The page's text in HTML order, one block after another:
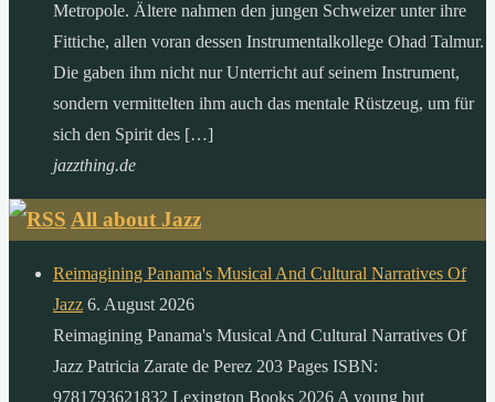
Metropole. Ältere nahmen den jungen Schweizer unter ihre
Fittiche, allen voran dessen Instrumentalkollege Ohad Talmur.
Die gaben ihm nicht nur Unterricht auf seinem Instrument,
sondern vermittelten ihm auch das mentale Rüstzeug, um für
sich den Spirit des […]
jazzthing.de
All about Jazz
Reimagining Panama's Musical And Cultural Narratives Of
Jazz 6. August 2026
Reimagining Panama's Musical And Cultural Narratives Of
Jazz Patricia Zarate de Perez 203 Pages ISBN:
9781793621832 Lexington Books 2026 A young but